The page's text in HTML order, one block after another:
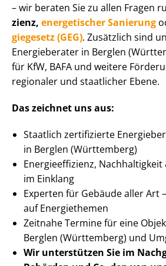
– wir beraten Sie zu allen Fragen
zi­enz, energetischer Sanierung
gie­ge­setz (GEG). Zusätzlich sind
Energieberater in Berglen
für KfW, BAFA und weitere
regionaler und staatlicher Ebene.
Das zeichnet uns aus:
Staatlich zertifizierte
in Berglen (Württemberg)
En­er­gie­ef­fi­zi­enz,
im Einklang
Experten für Gebäude aller Art
auf Energiethemen
Zeitnahe Termine für eine
Berglen (Württemberg) und
Wir unterstützen Sie im